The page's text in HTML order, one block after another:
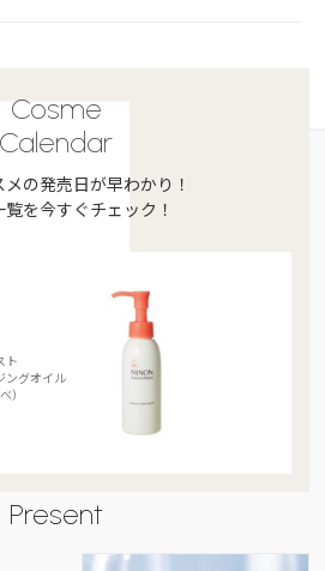
Cosme
Calendar
の発売日が早わかり！
を今すぐチェック！
ト
ングオイル
）
Present